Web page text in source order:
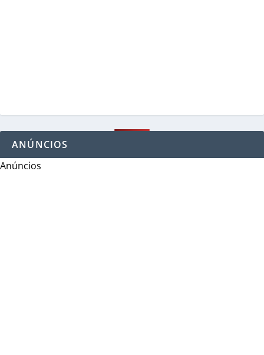
ANÚNCIOS
Anúncios